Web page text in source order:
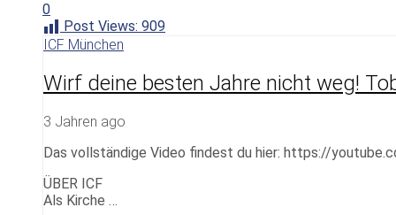
0
Post Views: 909
ICF München
Wirf deine besten Jahre nicht weg!
3 Jahren ago
Das vollständige Video findest du hier: https://
ÜBER ICF
Als Kirche …